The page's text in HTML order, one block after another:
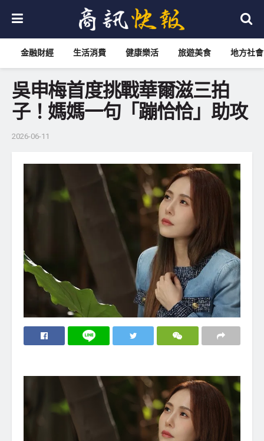
金融財經 生活消費 健康樂活 旅遊美食 地方社會
吳申梅首度挑戰華爾滋三拍
子！媽媽一句「蹦恰恰」助攻
2026-06-11